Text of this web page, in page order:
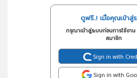
ดูฟรี..! เมื่อคุณเข้าสู่
กรุณาเข้าสู่ระบบก่อนการใช้งา
สมาชิก
Sign in with
Sign in with